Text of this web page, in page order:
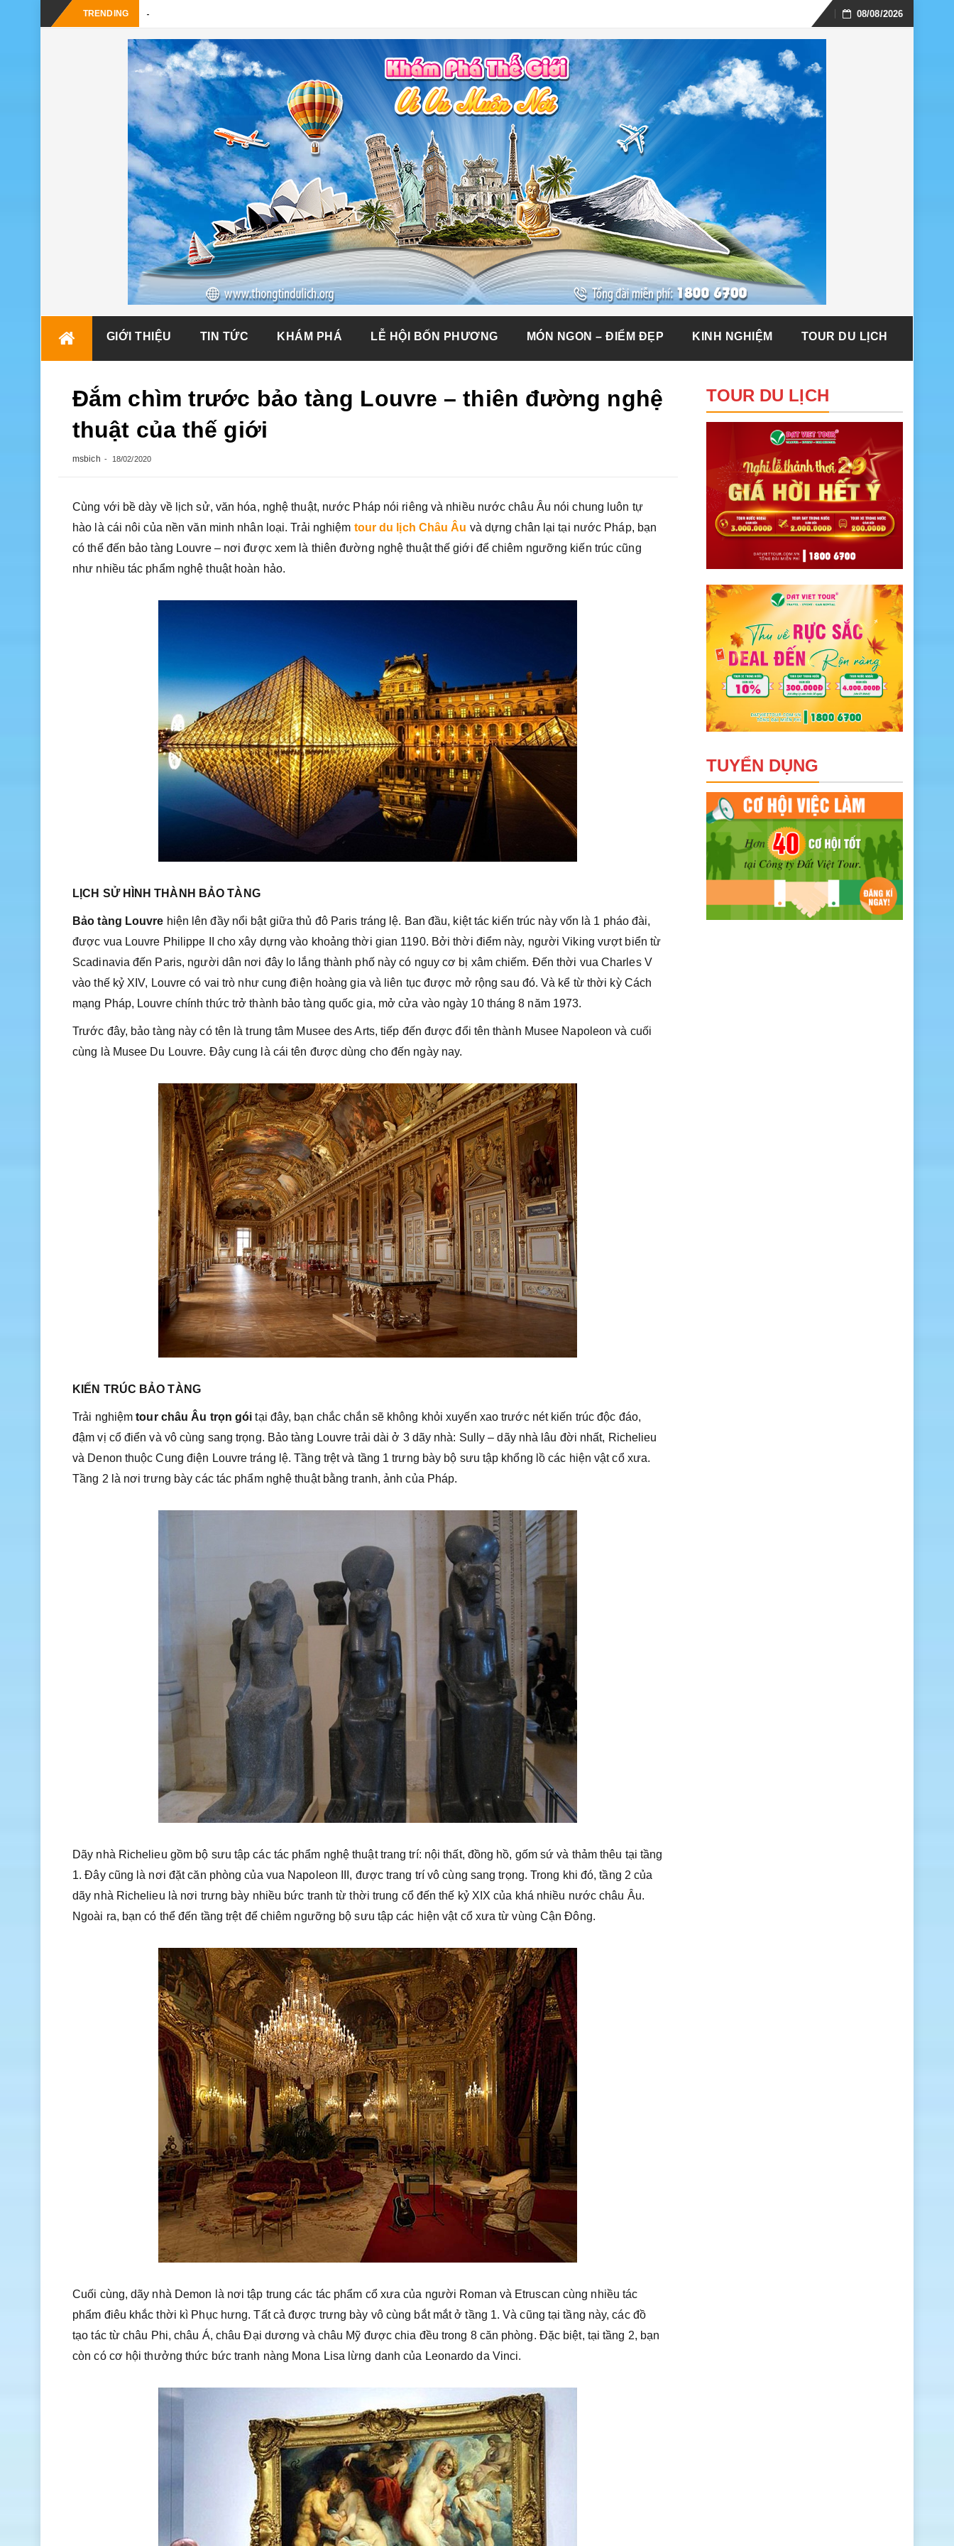
TRENDING 24h ở Thụy Sĩ nên đi
Skip
08/08/2026
GIỚI THIỆU TIN TỨC KHÁM PHÁ LỄ HỘI BỐN PHƯƠNG MÓN NGON – ĐIỂM ĐẸP KINH NGHIỆM TOUR DU LỊCH
Đắm chìm trước bảo tàng Louvre – thiên đường nghệ
thuật của thế giới
msbich 18/02/2020
Cùng với bề dày về lịch sử, văn hóa, nghệ thuật, nước Pháp nói riêng và nhiều nước châu Âu nói chung luôn tự
hào là cái nôi của nền văn minh nhân loại. Trải nghiệm tour du lịch Châu Âu và dựng chân lại tại nước Pháp, bạn
có thể đến bảo tàng Louvre – nơi được xem là thiên đường nghệ thuật thế giới để chiêm ngưỡng kiến trúc cũng
như nhiều tác phẩm nghệ thuật hoàn hảo.
LỊCH SỬ HÌNH THÀNH BẢO TÀNG
Bảo tàng Louvre hiện lên đầy nổi bật giữa thủ đô Paris tráng lệ. Ban đầu, kiệt tác kiến trúc này vốn là 1 pháo đài,
được vua Louvre Philippe II cho xây dựng vào khoảng thời gian 1190. Bởi thời điểm này, người Viking vượt biển từ
Scadinavia đến Paris, người dân nơi đây lo lắng thành phố này có nguy cơ bị xâm chiếm. Đến thời vua Charles V
vào thế kỷ XIV, Louvre có vai trò như cung điện hoàng gia và liên tục được mở rộng sau đó. Và kể từ thời kỳ Cách
mạng Pháp, Louvre chính thức trở thành bảo tàng quốc gia, mở cửa vào ngày 10 tháng 8 năm 1973.
Trước đây, bảo tàng này có tên là trung tâm Musee des Arts, tiếp đến được đổi tên thành Musee Napoleon và cuối
cùng là Musee Du Louvre. Đây cung là cái tên được dùng cho đến ngày nay.
KIẾN TRÚC BẢO TÀNG
Trải nghiệmtour châu Âu trọn gói tại đây, bạn chắc chắn sẽ không khỏi xuyến xao trước nét kiến trúc độc đáo,
đậm vị cổ điển và vô cùng sang trọng. Bảo tàng Louvre trải dài ở 3 dãy nhà: Sully – dãy nhà lâu đời nhất, Richelieu
và Denon thuộc Cung điện Louvre tráng lệ. Tầng trệt và tầng 1 trưng bày bộ sưu tập khổng lồ các hiện vật cổ xưa.
Tầng 2 là nơi trưng bày các tác phẩm nghệ thuật bằng tranh, ảnh của Pháp.
Dãy nhà Richelieu gồm bộ sưu tập các tác phẩm nghệ thuật trang trí: nội thất, đồng hồ, gốm sứ và thảm thêu tại tầng
1. Đây cũng là nơi đặt căn phòng của vua Napoleon III, được trang trí vô cùng sang trọng. Trong khi đó, tầng 2 của
dãy nhà Richelieu là nơi trưng bày nhiều bức tranh từ thời trung cổ đến thế kỷ XIX của khá nhiều nước châu Âu.
Ngoài ra, bạn có thể đến tầng trệt để chiêm ngưỡng bộ sưu tập các hiện vật cổ xưa từ vùng Cận Đông.
Cuối cùng, dãy nhà Demon là nơi tập trung các tác phẩm cổ xưa của người Roman và Etruscan cùng nhiều tác
phẩm điêu khắc thời kì Phục hưng. Tất cả được trưng bày vô cùng bắt mắt ở tầng 1. Và cũng tại tầng này, các đồ
tạo tác từ châu Phi, châu Á, châu Đại dương và châu Mỹ được chia đều trong 8 căn phòng. Đặc biệt, tại tầng 2, bạn
còn có cơ hội thưởng thức bức tranh nàng Mona Lisa lừng danh của Leonardo da Vinci.
TOUR DU LỊCH
TUYỂN DỤNG